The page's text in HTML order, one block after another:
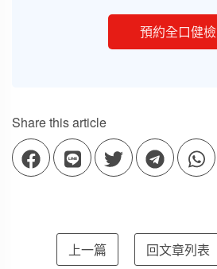
預約全口健檢
Share this article
上一篇 回文章列表